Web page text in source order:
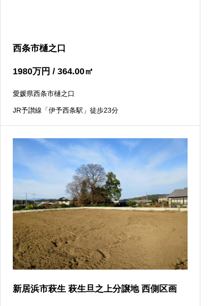
西条市樋之口
1980万円 / 364.00㎡
愛媛県西条市樋之口
JR予讃線「伊予西条駅」徒歩23分
新居浜市萩生 萩生旦之上分譲地 西側区画